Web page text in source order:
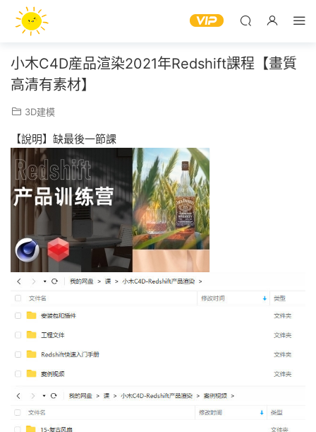
小木C4D産品渲染2021年Redshift課程【畫質
高清有素材】
3D建模
【說明】缺最後一節課